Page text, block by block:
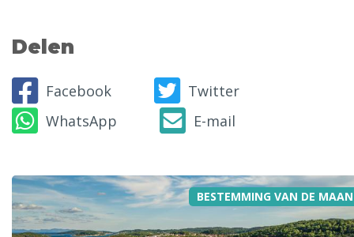
Delen
Facebook
Twitter
WhatsApp
E-mail
BESTEMMING VAN DE